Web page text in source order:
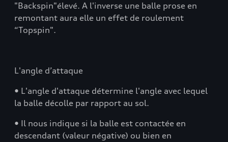
"Backspin"élevé. A l'inverse une balle prose en
remontant aura elle un effet de roulement
“Topspin".
L'angle d’attaque
• L'angle d'attaque détermine l'angle avec lequel
la balle décolle par rapport au sol.
• Il nous indique si la balle est contactée en
descendant (valeur négative) ou bien en